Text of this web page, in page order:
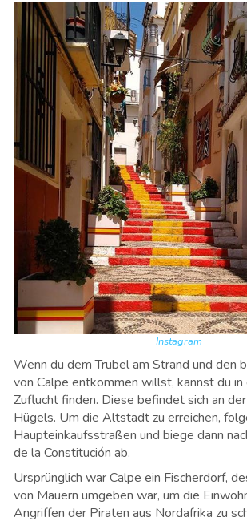
Instagram
Wenn du dem Trubel am Strand und den
von Calpe entkommen willst, kannst du
Zuflucht finden. Diese befindet sich an
Hügels. Um die Altstadt zu erreichen,
Haupteinkaufsstraßen und biege dann
de la Constitución ab.
Ursprünglich war Calpe ein Fischerdorf,
von Mauern umgeben war, um die
Angriffen der Piraten aus Nordafrika zu